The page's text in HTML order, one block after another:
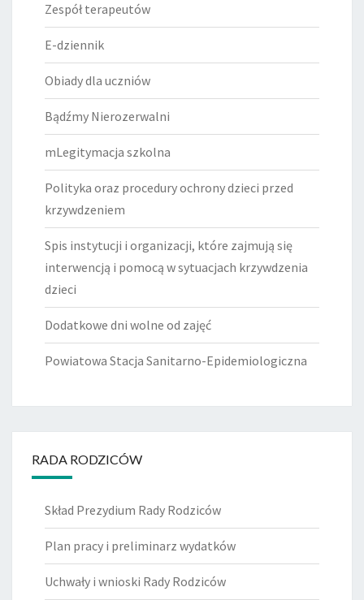
Zespół terapeutów
E-dziennik
Obiady dla uczniów
Bądźmy Nierozerwalni
mLegitymacja szkolna
Polityka oraz procedury ochrony dzieci przed
krzywdzeniem
Spis instytucji i organizacji, które zajmują się
interwencją i pomocą w sytuacjach krzywdzenia
dzieci
Dodatkowe dni wolne od zajęć
Powiatowa Stacja Sanitarno-Epidemiologiczna
RADA RODZICÓW
Skład Prezydium Rady Rodziców
Plan pracy i preliminarz wydatków
Uchwały i wnioski Rady Rodziców